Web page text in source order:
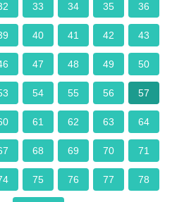
33 34 35 36
40 41 42 43
47 48 49 50
54 55 56 57
61 62 63 64
68 69 70 71
75 76 77 78